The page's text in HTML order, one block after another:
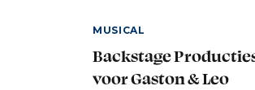
MUSICAL
Backstage
voor Gaston & Leo